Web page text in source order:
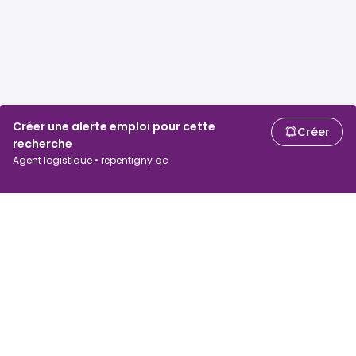
Créer une alerte emploi pour cette
recherche
Agent logistique • repentigny qc
Créer